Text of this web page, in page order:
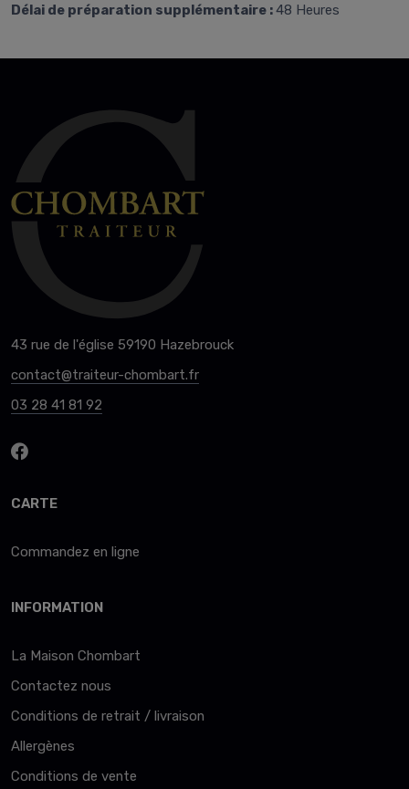
Délai de préparation supplémentaire :48 Heures
43 rue de l'église 59190 Hazebrouck
contact@traiteur-chombart.fr
03 28 41 81 92
CARTE
Commandez en ligne
INFORMATION
La Maison Chombart
Contactez nous
Conditions de retrait / livraison
Allergènes
Conditions de vente